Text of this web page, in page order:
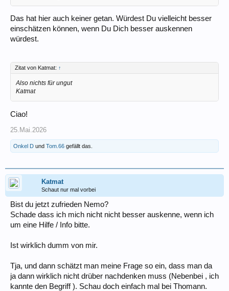
Das hat hier auch keiner getan. Würdest Du vielleicht besser
einschätzen können, wenn Du Dich besser auskennen
würdest.
Zitat von Katmat: ↑
Also nichts für ungut
Katmat
Ciao!
25.Mai.2026
Onkel D und Tom.66 gefällt das.
Katmat
Schaut nur mal vorbei
Bist du jetzt zufrieden Nemo?
Schade dass ich mich nicht nicht besser auskenne, wenn ich
um eine Hilfe / Info bitte.
Ist wirklich dumm von mir.
Tja, und dann schätzt man meine Frage so ein, dass man da
ja dann wirklich nicht drüber nachdenken muss (Nebenbei , ich
kannte den Begriff ). Schau doch einfach mal bei Thomann.